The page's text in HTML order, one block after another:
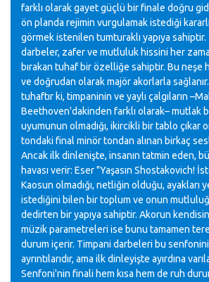
farklı olarak gayet güçlü bir finale doğru
ön planda rejimin vurgulamak istediği
görmek istenilen tumturaklı yapıya
darbeler, zafer ve mutluluk hissini her
bırakan tuhaf bir özelliğe sahiptir. Bu neşe
ve doğrudan olarak majör akorlarla
tuhaftır ki, timpaninin ve yaylı çalgıların
Beethoven'dakinden farklı olarak– mutlak
uyumunun olmadığı, ikircikli bir tablo çıkar
tondaki final minör tondan alınan birkaç
Ancak ilk dinlenişte, insanın tatmin eden,
havası verir: Eser "Yaşasın Shostakovich!
Kaosun olmadığı, netliğin olduğu, ayakları
istediğini bilen bir toplum ve onun
dedirten bir yapıya sahiptir. Akorun
müzik parametreleri ise bunu tamamen
durum içerir. Timpani darbeleri bu
ayrıntılarıdır, ama ilk dinleyişte ayırdına
Senfoni'nin finali hem kısa hem de ruh